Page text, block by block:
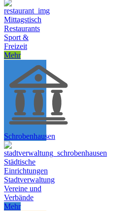
Mittagstisch
Restaurants
Sport &
Freizeit
Mehr
Schrobenhausen
Städtische
Einrichtungen
Stadtverwaltung
Vereine und
Verbände
Mehr